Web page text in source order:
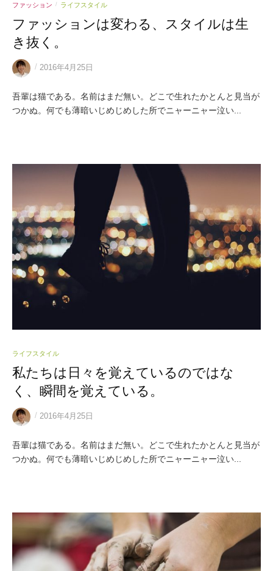
ファッション / ライフスタイル
ファッションは変わる、スタイルは生
き抜く。
/ 2016年4月25日
吾輩は猫である。名前はまだ無い。どこで生れたかとんと見当が
つかぬ。何でも薄暗いじめじめした所でニャーニャー泣い...
ライフスタイル
私たちは日々を覚えているのではな
く、瞬間を覚えている。
/ 2016年4月25日
吾輩は猫である。名前はまだ無い。どこで生れたかとんと見当が
つかぬ。何でも薄暗いじめじめした所でニャーニャー泣い...